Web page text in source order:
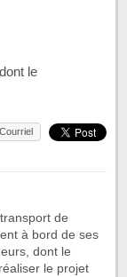
le
Courriel
de
à bord de ses
dont le
le projet